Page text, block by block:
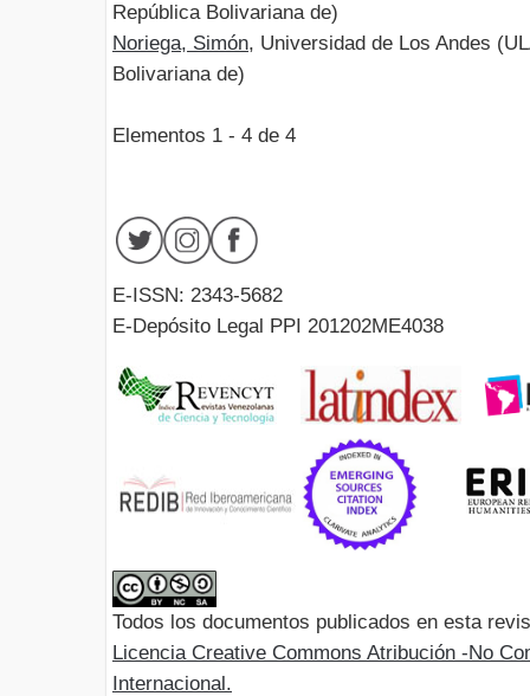
República Bolivariana de)
Noriega, Simón, Universidad de Los Andes
Bolivariana de)
Elementos 1 - 4 de 4
E-ISSN: 2343-5682
E-Depósito Legal PPI 201202ME4038
Todos los documentos publicados en esta
Licencia Creative Commons Atribución -No
Internacional.